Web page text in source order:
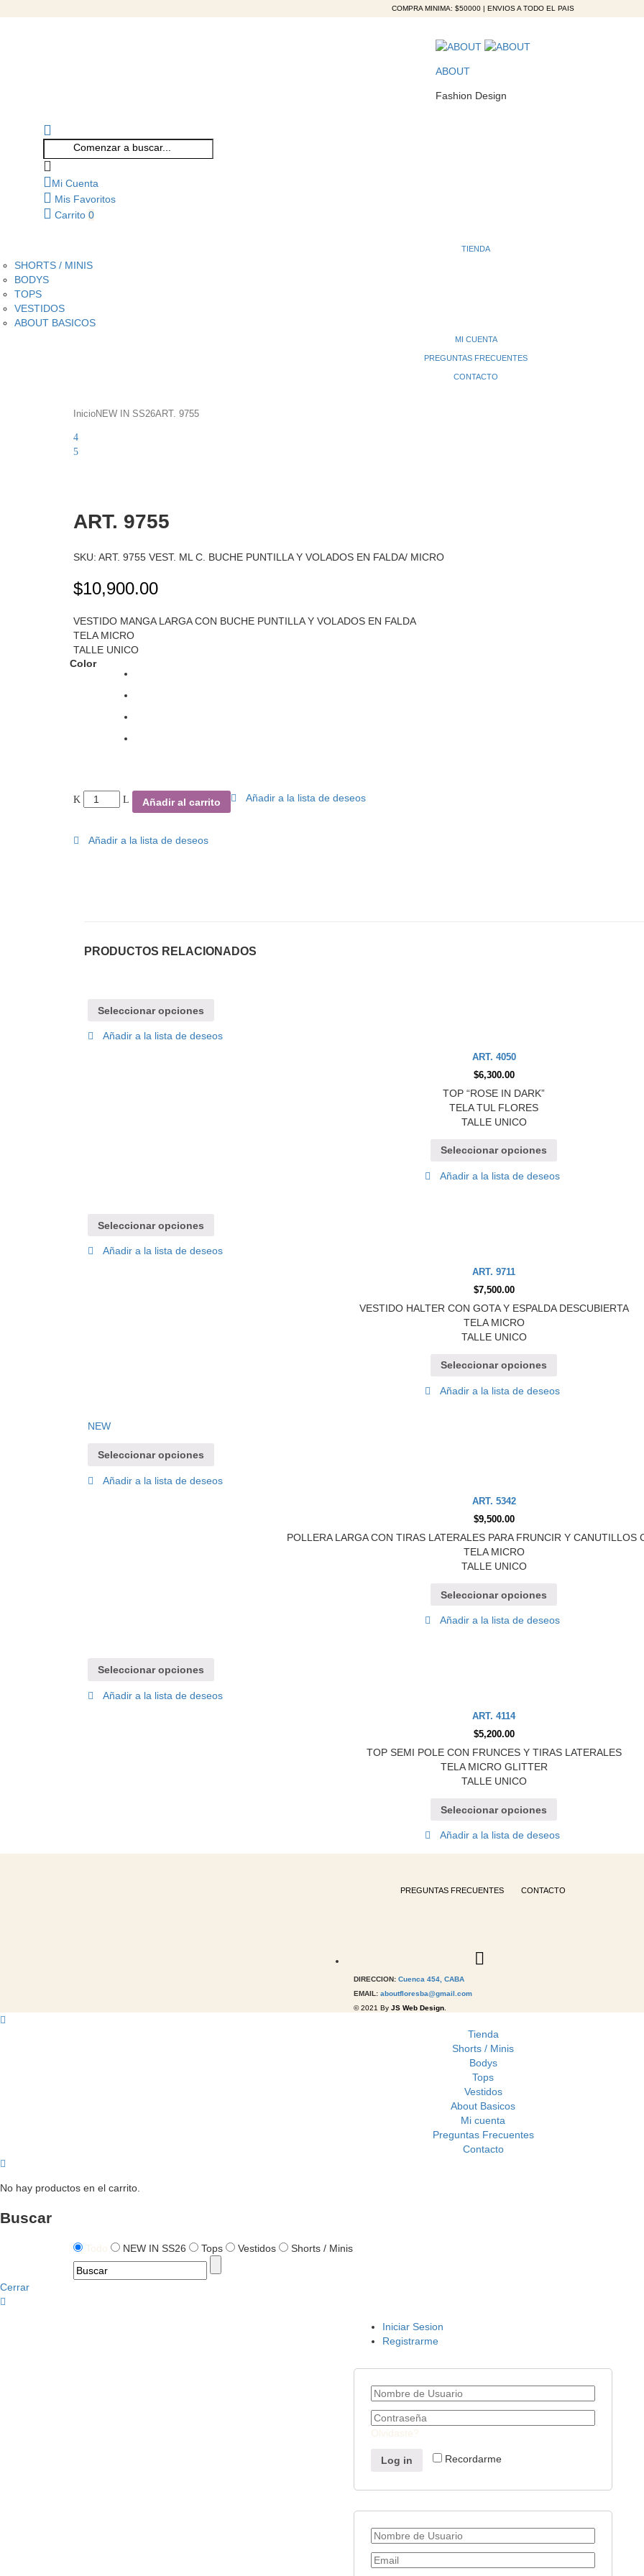
COMPRA MINIMA: $50000 | ENVIOS A TODO EL PAIS
ABOUT
Fashion Design
Mi Cuenta
Mis Favoritos
Carrito 0
TIENDA
SHORTS / MINIS
BODYS
TOPS
VESTIDOS
ABOUT BASICOS
MI CUENTA
PREGUNTAS FRECUENTES
CONTACTO
InicioNEW IN SS26ART. 9755
Product
ART.
5398
ART.
ART. 9755
SKU: ART. 9755 VEST. ML C. BUCHE PUNTILLA Y VOLADOS EN FALDA/ MICRO
$10,900.00
VESTIDO MANGA LARGA CON BUCHE PUNTILLA Y VOLADOS EN FALDA
TELA MICRO
TALLE UNICO
Color
Añadir al carrito Añadir a la lista de deseos
Añadir a la lista de deseos
PRODUCTOS RELACIONADOS
Seleccionar opciones
Añadir a la lista de deseos
ART. 4050
$6,300.00
TOP “ROSE IN DARK”
TELA TUL FLORES
TALLE UNICO
Seleccionar opciones
Añadir a la lista de deseos
Seleccionar opciones
Añadir a la lista de deseos
ART. 9711
$7,500.00
VESTIDO HALTER CON GOTA Y ESPALDA DESCUBIERTA
TELA MICRO
TALLE UNICO
Seleccionar opciones
Añadir a la lista de deseos
NEW
Seleccionar opciones
Añadir a la lista de deseos
ART. 5342
$9,500.00
POLLERA LARGA CON TIRAS LATERALES PARA FRUNCIR Y CANUTILLOS
TELA MICRO
TALLE UNICO
Seleccionar opciones
Añadir a la lista de deseos
Seleccionar opciones
Añadir a la lista de deseos
ART. 4114
$5,200.00
TOP SEMI POLE CON FRUNCES Y TIRAS LATERALES
TELA MICRO GLITTER
TALLE UNICO
Seleccionar opciones
Añadir a la lista de deseos
PREGUNTAS FRECUENTES CONTACTO
DIRECCION: Cuenca 454, CABA
EMAIL: aboutfloresba@gmail.com
© 2021 By JS Web Design
Tienda
Shorts / Minis
Bodys
Tops
Vestidos
About Basicos
Mi cuenta
Preguntas Frecuentes
Contacto
No hay productos en el carrito.
Buscar
Todo NEW IN SS26 Tops Vestidos Shorts / Minis
Cerrar
Iniciar Sesion
Registrarme
Olvidaste?
Recordarme
Log in